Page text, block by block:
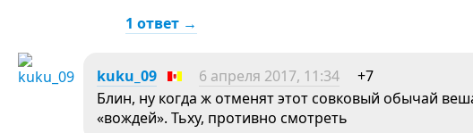
1 ответ →
kuku_09 6 апреля 2017, 11:34
+7
Блин, ну когда ж отменят этот совковый обычай
«вождей». Тьху, противно смотреть